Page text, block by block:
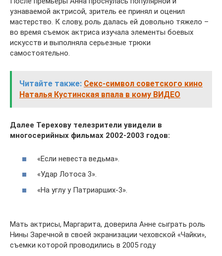
узнаваемой актрисой, зритель ее принял и оценил
мастерство. К слову, роль далась ей довольно тяжело –
во время съемок актриса изучала элементы боевых
искусств и выполняла серьезные трюки
самостоятельно.
Читайте также: Секс-символ советского кино
Наталья Кустинская впала в кому ВИДЕО
Далее Терехову телезрители увидели в
многосерийных фильмах 2002-2003 годов:
«Если невеста ведьма».
«Удар Лотоса 3».
«На углу у Патриарших-3».
Мать актрисы, Маргарита, доверила Анне сыграть роль
Нины Заречной в своей экранизации чеховской «Чайки»,
съемки которой проводились в 2005 году